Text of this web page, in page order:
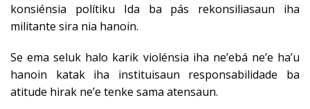
konsiénsia polítiku Ida ba pás rekonsiliasaun iha
militante sira nia hanoin.
Se ema seluk halo karik violénsia iha ne’ebá ne’e ha’u
hanoin katak iha instituisaun responsabilidade ba
atitude hirak ne’e tenke sama atensaun.